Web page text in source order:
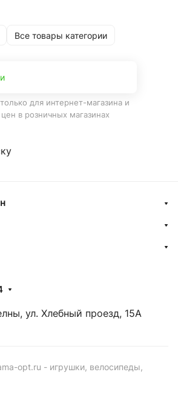
Все товары категории
для интернет-магазина и
в розничных магазинах
ул. Хлебный проезд, 15А
opt.ru - игрушки, велосипеды,